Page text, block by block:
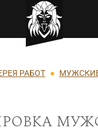
содержанию
РАБОТ